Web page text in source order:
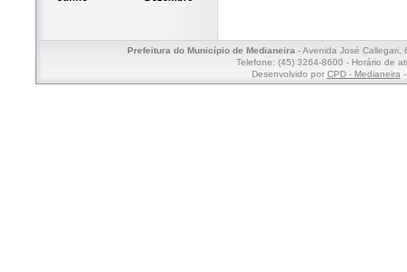
Prefeitura do Município de Medianeira- Avenida José Callegari,
Telefone: (45) 3264-8600 - Horário de
Desenvolvido por CPD - Medianeira-